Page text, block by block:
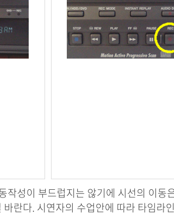
작성이 부드럽지는 않기에 시선의 이
란다. 시연자의 수업안에 따라 타임라